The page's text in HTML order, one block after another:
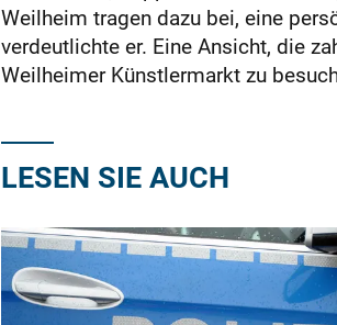
Weilheim tragen dazu bei, eine
verdeutlichte er. Eine Ansicht, die
Weilheimer Künstlermarkt zu
LESEN SIE AUCH